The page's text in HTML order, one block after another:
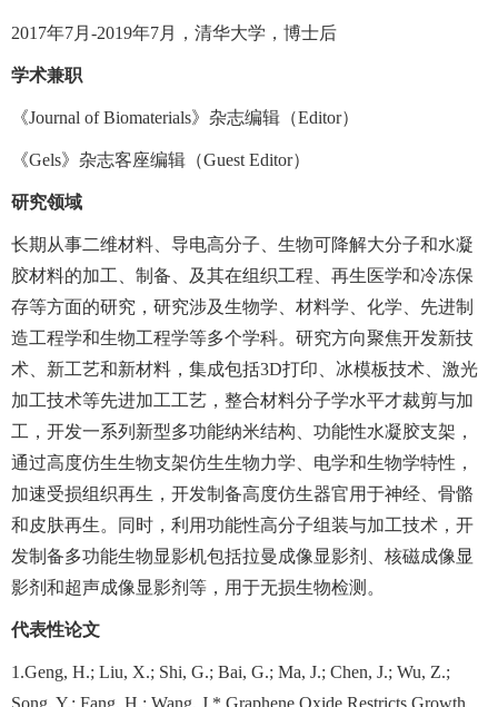
2017年7月 -2019年7月，清华大学，博士后
学术兼职
《Journal of Biomaterials》杂志编辑（Editor）
《Gels》杂志客座编辑（Guest Editor）
研究领域
长期从事二维材料、导电高分子、生物可降解大分子和水凝
胶材料的加工、制备、及其在组织工程、再生医学和冷冻保
存等方面的研究，研究涉及生物学、材料学、化学、先进制
造工程学和生物工程学等多个学科。研究方向聚焦开发新技
术、新工艺和新材料，集成包括3D打印、冰模板技术、激光
加工技术等先进加工工艺，整合材料分子学水平才裁剪与加
工，开发一系列新型多功能纳米结构、功能性水凝胶支架，
通过高度仿生生物支架仿生生物力学、电学和生物学特性，
加速受损组织再生，开发制备高度仿生器官用于神经、骨骼
和皮肤再生。同时，利用功能性高分子组装与加工技术，开
发制备多功能生物显影机包括拉曼成像显影剂、核磁成像显
影剂和超声成像显影剂等，用于无损生物检测。
代表性论文
1.Geng, H.; Liu, X.; Shi, G.; Bai, G.; Ma, J.; Chen, J.; Wu, Z.;
Song, Y.; Fang, H.; Wang, J.* Graphene Oxide Restricts Growth